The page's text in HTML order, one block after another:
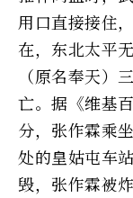
用口直接接住
在，东北太平
（原名奉天）
亡。据《维基
分，张作霖乘
处的皇姑屯车
毁，张作霖被